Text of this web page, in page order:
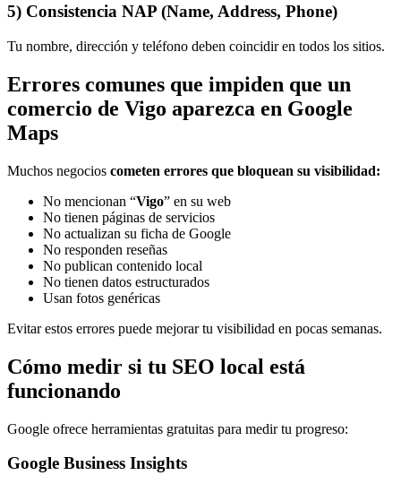
5) Consistencia NAP (Name, Address, Phone)
Tu nombre, dirección y teléfono deben coincidir en todos los sitios.
Errores comunes que impiden que un
comercio de Vigo aparezca en Google
Maps
Muchos negocios cometen errores que bloquean su visibilidad:
No mencionan “Vigo” en su web
No tienen páginas de servicios
No actualizan su ficha de Google
No responden reseñas
No publican contenido local
No tienen datos estructurados
Usan fotos genéricas
Evitar estos errores puede mejorar tu visibilidad en pocas semanas.
Cómo medir si tu SEO local está
funcionando
Google ofrece herramientas gratuitas para medir tu progreso:
Google Business Insights